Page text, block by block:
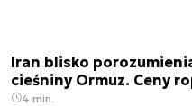
Iran blisko
cieśniny Ormuz. Ceny
4 min.